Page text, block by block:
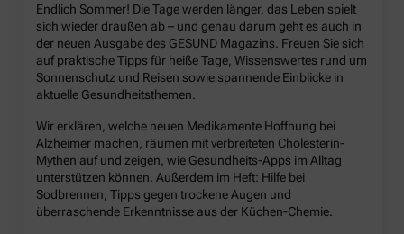
Endlich Sommer! Die Tage werden länger, das Leben spielt
sich wieder draußen ab – und genau darum geht es auch in
der neuen Ausgabe des GESUND Magazins. Freuen Sie sich
auf praktische Tipps für heiße Tage, Wissenswertes rund um
Sonnenschutz und Reisen sowie spannende Einblicke in
aktuelle Gesundheitsthemen.
Wir erklären, welche neuen Medikamente Hoffnung bei
Alzheimer machen, räumen mit verbreiteten Cholesterin-
Mythen auf und zeigen, wie Gesundheits-Apps im Alltag
unterstützen können. Außerdem im Heft: Hilfe bei
Sodbrennen, Tipps gegen trockene Augen und
überraschende Erkenntnisse aus der Küchen-Chemie.